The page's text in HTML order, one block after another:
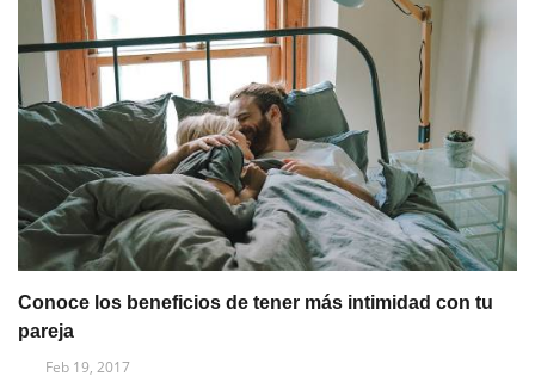
Conoce los beneficios de tener más intimidad con tu
pareja
Feb 19, 2017